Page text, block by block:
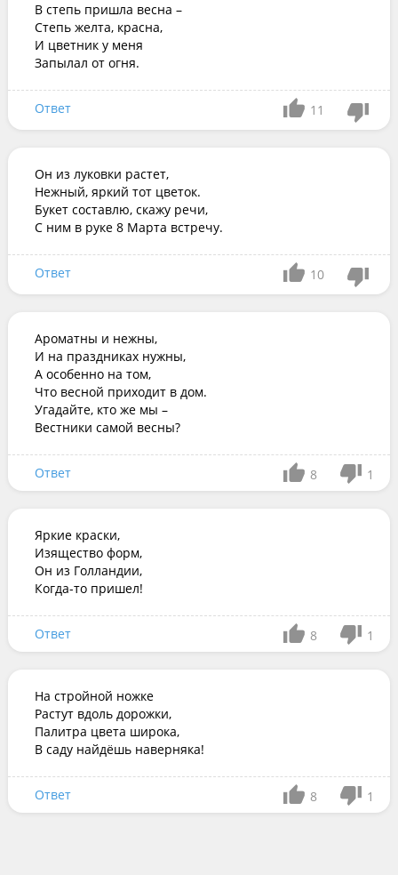
В степь пришла весна –
Степь желта, красна,
И цветник у меня
Запылал от огня.
Ответ 11
Он из луковки растет,
Нежный, яркий тот цветок.
Букет составлю, скажу речи,
С ним в руке 8 Марта встречу.
Ответ 10
Ароматны и нежны,
И на праздниках нужны,
А особенно на том,
Что весной приходит в дом.
Угадайте, кто же мы –
Вестники самой весны?
Ответ 8 1
Яркие краски,
Изящество форм,
Он из Голландии,
Когда-то пришел!
Ответ 8 1
На стройной ножке
Растут вдоль дорожки,
Палитра цвета широка,
В саду найдёшь наверняка!
Ответ 8 1